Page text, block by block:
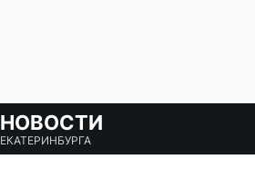
НОВОСТИ
ЕКАТЕРИНБУРГА